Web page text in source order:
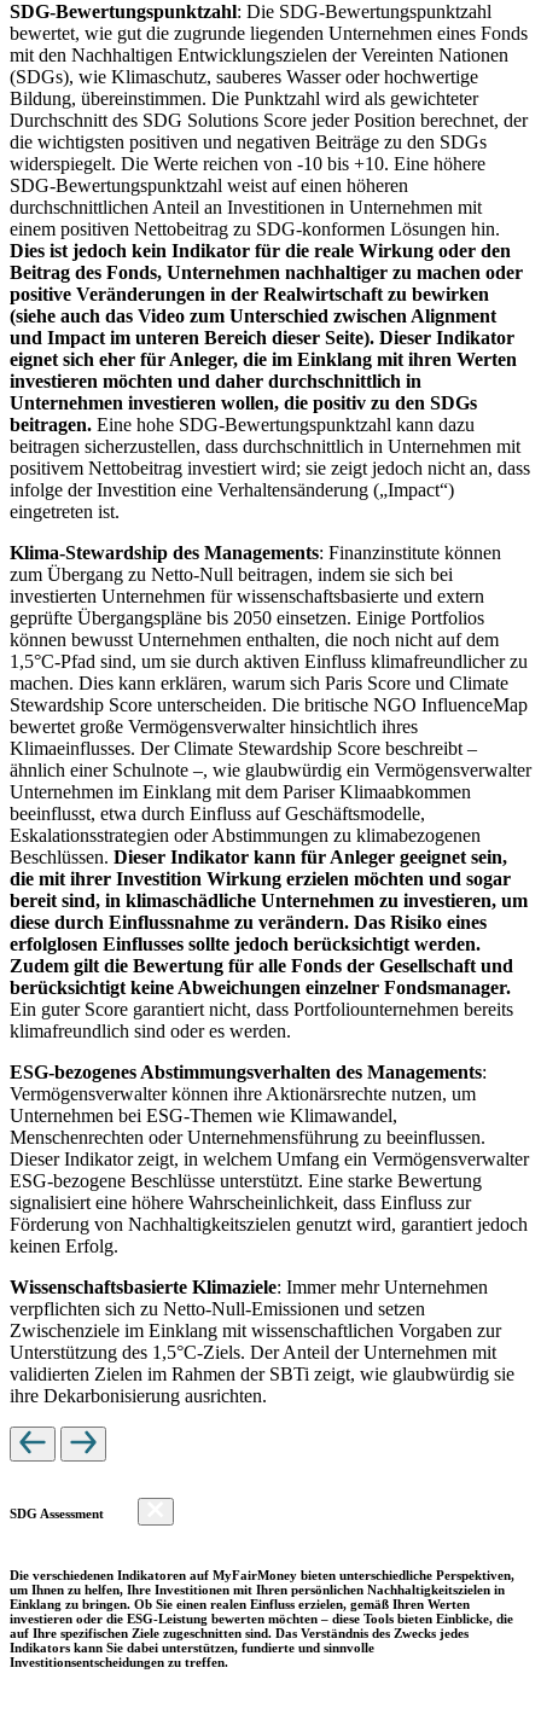
SDG-Bewertungspunktzahl: Die SDG-Bewertungspunktzahl
bewertet, wie gut die zugrunde liegenden Unternehmen eines Fonds
mit den Nachhaltigen Entwicklungszielen der Vereinten Nationen
(SDGs), wie Klimaschutz, sauberes Wasser oder hochwertige
Bildung, übereinstimmen. Die Punktzahl wird als gewichteter
Durchschnitt des SDG Solutions Score jeder Position berechnet, der
die wichtigsten positiven und negativen Beiträge zu den SDGs
widerspiegelt. Die Werte reichen von -10 bis +10. Eine höhere
SDG-Bewertungspunktzahl weist auf einen höheren
durchschnittlichen Anteil an Investitionen in Unternehmen mit
einem positiven Nettobeitrag zu SDG-konformen Lösungen hin.
Dies ist jedoch kein Indikator für die reale Wirkung oder den
Beitrag des Fonds, Unternehmen nachhaltiger zu machen oder
positive Veränderungen in der Realwirtschaft zu bewirken
(siehe auch das Video zum Unterschied zwischen Alignment
und Impact im unteren Bereich dieser Seite). Dieser Indikator
eignet sich eher für Anleger, die im Einklang mit ihren Werten
investieren möchten und daher durchschnittlich in
Unternehmen investieren wollen, die positiv zu den SDGs
beitragen. Eine hohe SDG-Bewertungspunktzahl kann dazu
beitragen sicherzustellen, dass durchschnittlich in Unternehmen mit
positivem Nettobeitrag investiert wird; sie zeigt jedoch nicht an, dass
infolge der Investition eine Verhaltensänderung („Impact“)
eingetreten ist.
Klima-Stewardship des Managements: Finanzinstitute können
zum Übergang zu Netto-Null beitragen, indem sie sich bei
investierten Unternehmen für wissenschaftsbasierte und extern
geprüfte Übergangspläne bis 2050 einsetzen. Einige Portfolios
können bewusst Unternehmen enthalten, die noch nicht auf dem
1,5°C-Pfad sind, um sie durch aktiven Einfluss klimafreundlicher zu
machen. Dies kann erklären, warum sich Paris Score und Climate
Stewardship Score unterscheiden. Die britische NGO InfluenceMap
bewertet große Vermögensverwalter hinsichtlich ihres
Klimaeinflusses. Der Climate Stewardship Score beschreibt –
ähnlich einer Schulnote –, wie glaubwürdig ein Vermögensverwalter
Unternehmen im Einklang mit dem Pariser Klimaabkommen
beeinflusst, etwa durch Einfluss auf Geschäftsmodelle,
Eskalationsstrategien oder Abstimmungen zu klimabezogenen
Beschlüssen. Dieser Indikator kann für Anleger geeignet sein,
die mit ihrer Investition Wirkung erzielen möchten und sogar
bereit sind, in klimaschädliche Unternehmen zu investieren, um
diese durch Einflussnahme zu verändern. Das Risiko eines
erfolglosen Einflusses sollte jedoch berücksichtigt werden.
Zudem gilt die Bewertung für alle Fonds der Gesellschaft und
berücksichtigt keine Abweichungen einzelner Fondsmanager.
Ein guter Score garantiert nicht, dass Portfoliounternehmen bereits
klimafreundlich sind oder es werden.
ESG-bezogenes Abstimmungsverhalten des Managements:
Vermögensverwalter können ihre Aktionärsrechte nutzen, um
Unternehmen bei ESG-Themen wie Klimawandel,
Menschenrechten oder Unternehmensführung zu beeinflussen.
Dieser Indikator zeigt, in welchem Umfang ein Vermögensverwalter
ESG-bezogene Beschlüsse unterstützt. Eine starke Bewertung
signalisiert eine höhere Wahrscheinlichkeit, dass Einfluss zur
Förderung von Nachhaltigkeitszielen genutzt wird, garantiert jedoch
keinen Erfolg.
Wissenschaftsbasierte Klimaziele: Immer mehr Unternehmen
verpflichten sich zu Netto-Null-Emissionen und setzen
Zwischenziele im Einklang mit wissenschaftlichen Vorgaben zur
Unterstützung des 1,5°C-Ziels. Der Anteil der Unternehmen mit
validierten Zielen im Rahmen der SBTi zeigt, wie glaubwürdig sie
ihre Dekarbonisierung ausrichten.
SDG Assessment
Die verschiedenen Indikatoren auf MyFairMoney bieten unterschiedliche Perspektiven,
um Ihnen zu helfen, Ihre Investitionen mit Ihren persönlichen Nachhaltigkeitszielen in
Einklang zu bringen. Ob Sie einen realen Einfluss erzielen, gemäß Ihren Werten
investieren oder die ESG-Leistung bewerten möchten – diese Tools bieten Einblicke, die
auf Ihre spezifischen Ziele zugeschnitten sind. Das Verständnis des Zwecks jedes
Indikators kann Sie dabei unterstützen, fundierte und sinnvolle
Investitionsentscheidungen zu treffen.